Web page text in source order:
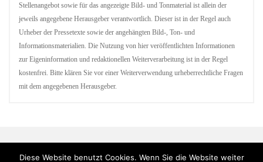
Stellenangebot sowie für das angezeigte Bild- und Tonmaterial ist allein der
jeweils angegebene Herausgeber verantwortlich. Dieser ist in der Regel auch
Urheber der Pressetexte sowie der angehängten Bild-, Ton- und
Informationsmaterialien. Die Nutzung von hier veröffentlichten Informationen
zur Eigeninformation und redaktionellen Weiterverarbeitung ist in der Regel
kostenfrei. Bitte klären Sie vor einer Weiterverwendung urheberrechtliche Fragen
mit dem angegebenen Herausgeber.
Diese Website benutzt Cookies. Wenn Sie die Website weiter